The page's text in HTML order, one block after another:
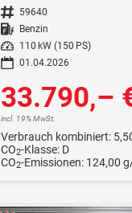
Fahrzeugnr. 59640
Kraftstoff Benzin
Leistung
110 kW (150 PS)
01.04.2026
33.790,–
incl. 19% MwSt.
Verbrauch kombiniert:
CO2-Klasse: D
CO2-Emissionen: 124,00